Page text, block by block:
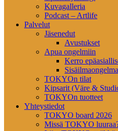
Kuvagalleria
Podcast – Artlife
Palvelut
Jäsenedut
Avustukset
Apua ongelmiin
Kerro
TOKYOn tilat
Kipsarit (Väre &
TOKYOn tuotteet
Yhteystiedot
TOKYO board 2026
Missä TOKYO